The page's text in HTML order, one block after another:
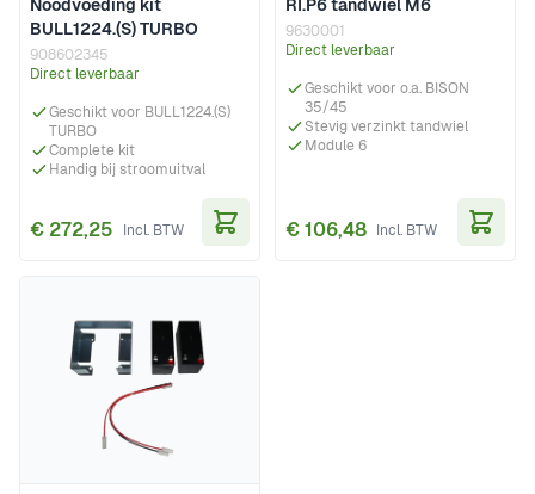
Noodvoeding kit
BULL1224.(S) TURBO
908602345
Direct leverbaar
Geschikt voor BULL1224.(S)
TURBO
Complete kit
Handig bij stroomuitval
€ 272,25
RI.P6 tandwiel M6
9630001
Direct leverbaar
Geschikt voor o.a. BISON
35/45
Stevig verzinkt tandwiel
Module 6
€ 106,48